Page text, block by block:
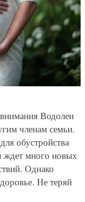
Водолеи
членам семьи.
обустройства
ждет много новых
Однако
Не теряй